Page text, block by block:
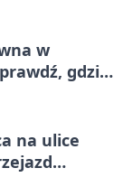
w
gdzie
na ulice